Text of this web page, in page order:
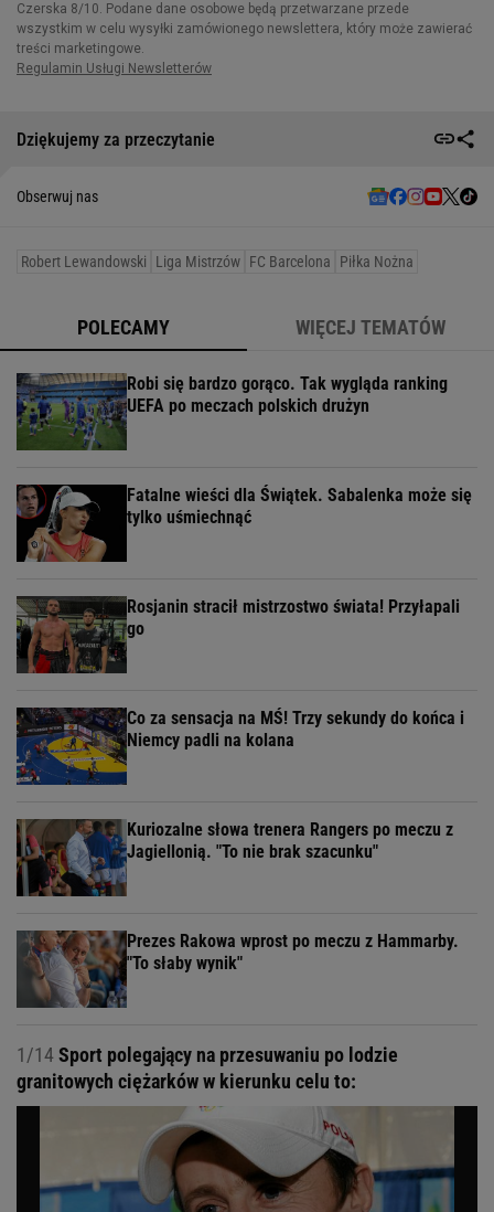
Dziękujemy za przeczytanie
Obserwuj nas
Robert Lewandowski Liga Mistrzów FC Barcelona Piłka Nożna
POLECAMY WIĘCEJ TEMATÓW
Robi się bardzo gorąco. Tak wygląda ranking
UEFA po meczach polskich drużyn
Fatalne wieści dla Świątek. Sabalenka może się
tylko uśmiechnąć
Rosjanin stracił mistrzostwo świata! Przyłapali
go
Co za sensacja na MŚ! Trzy sekundy do końca i
Niemcy padli na kolana
Kuriozalne słowa trenera Rangers po meczu z
Jagiellonią. "To nie brak szacunku"
Prezes Rakowa wprost po meczu z Hammarby.
"To słaby wynik"
1/14Sport polegający na przesuwaniu po lodzie
granitowych ciężarków w kierunku celu to: